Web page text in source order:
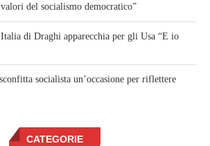
del socialismo democratico”
di Draghi apparecchia per gli Usa “E io
socialista un’occasione per riflettere
CATEGORIE